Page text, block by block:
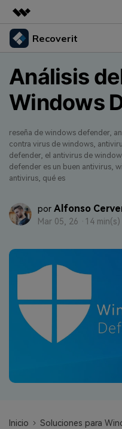
Productos destacados
Utilidades
Empresas
Resumen
Soluciones
Quiénes somos
Sala de prensa
Tienda
Recoverit
Productos
Recoverit
Líder en
Recoverit para
Recoverit
Recupera datos
Funciones
Recuperar de Unidades
Recuperar Medios
Soluciones de
Recuperar
VER TODAS
Recursos
Por qué Recoverit
Historias de Clientes
DESCARGAR
search
Análisis
Windows
reseña de windows defender,
contra virus de windows,
defender, el antivirus de
defender es un buen antivirus,
antivirus, qué es
por Alfonso
Mar 05, 26 · 14 min(s)
Inicio
Soluciones para